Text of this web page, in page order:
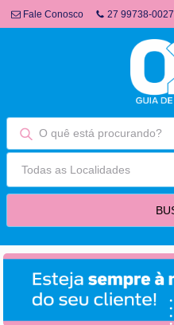
Fale Conosco 27 99738-0027